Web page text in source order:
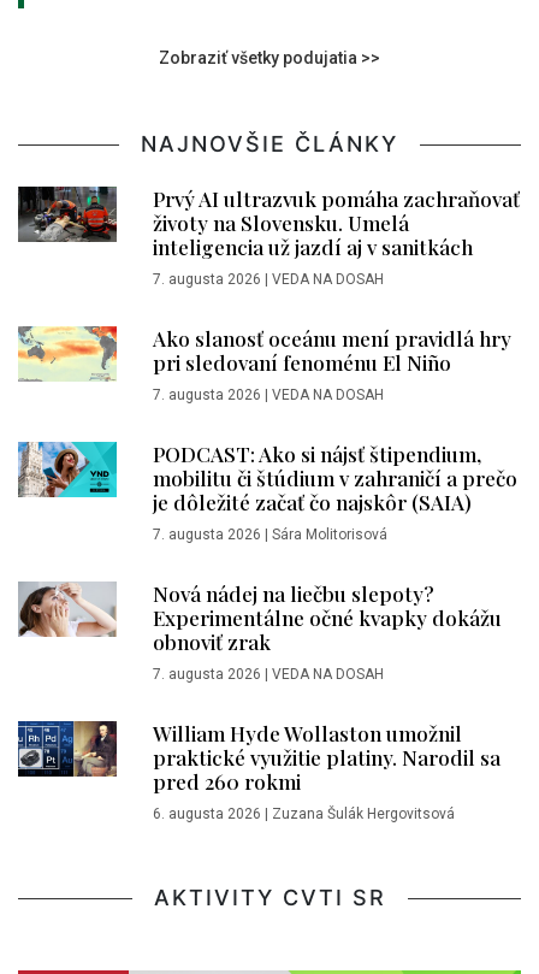
Zobraziť všetky podujatia >>
NAJNOVŠIE ČLÁNKY
Prvý AI ultrazvuk pomáha zachraňovať
životy na Slovensku. Umelá
inteligencia už jazdí aj v sanitkách
7. augusta 2026 | VEDA NA DOSAH
Ako slanosť oceánu mení pravidlá hry
pri sledovaní fenoménu El Niño
7. augusta 2026 | VEDA NA DOSAH
PODCAST: Ako si nájsť štipendium,
mobilitu či štúdium v zahraničí a prečo
je dôležité začať čo najskôr (SAIA)
7. augusta 2026 | Sára Molitorisová
Nová nádej na liečbu slepoty?
Experimentálne očné kvapky dokážu
obnoviť zrak
7. augusta 2026 | VEDA NA DOSAH
William Hyde Wollaston umožnil
praktické využitie platiny. Narodil sa
pred 260 rokmi
6. augusta 2026 | Zuzana Šulák Hergovitsová
AKTIVITY CVTI SR